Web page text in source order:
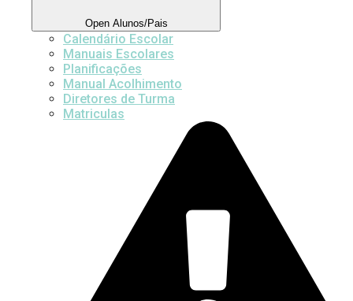
Open Alunos/Pais
Calendário Escolar
Manuais Escolares
Planificações
Manual Acolhimento
Diretores de Turma
Matriculas